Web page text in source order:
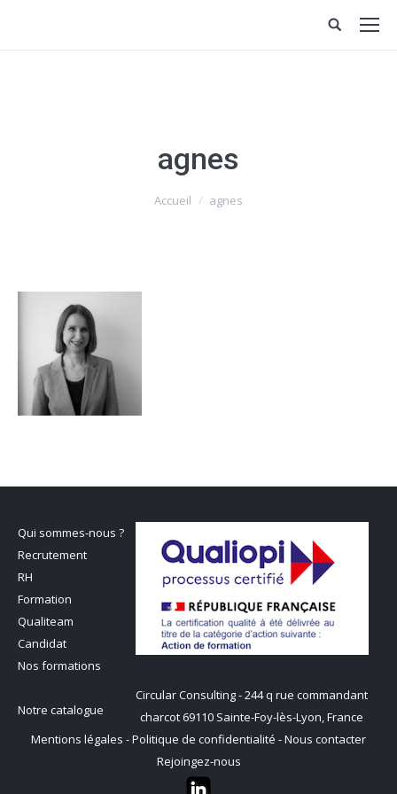
agnes
Accueil agnes
Qui sommes-nous ?
Recrutement
RH
Formation
Qualiteam
Candidat
Nos formations
Notre catalogue
Circular Consulting - 244 q rue commandant
charcot 69110 Sainte-Foy-lès-Lyon, France
Mentions légales -Politique de confidentialité -Nous contacter
Rejoingez-nous